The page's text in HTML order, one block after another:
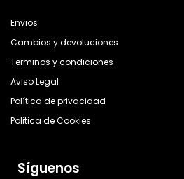
Envios
Cambios y devoluciones
Terminos y condiciones
Aviso Legal
Política de privacidad
Politica de Cookies
Síguenos